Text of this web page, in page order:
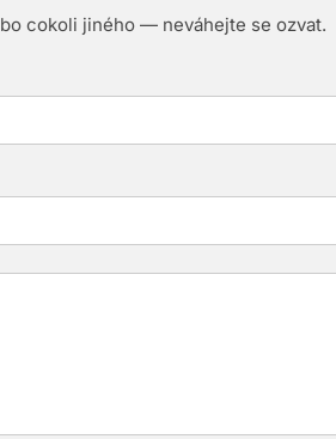
cokoli jiného — neváhejte se ozvat.